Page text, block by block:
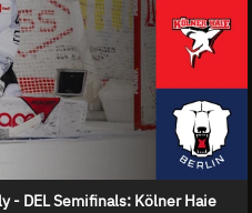
- DEL Semifinals: Kölner Haie